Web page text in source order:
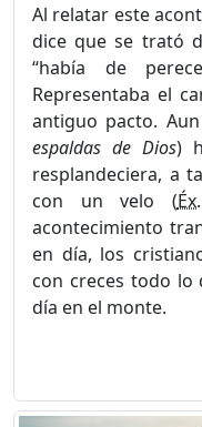
Al relatar este
dice que se trató
“había de
Representaba el
antiguo pacto.
espaldas de Dios)
resplandeciera, a
con un velo (
acontecimiento
en día, los
con creces todo lo
día en el monte.